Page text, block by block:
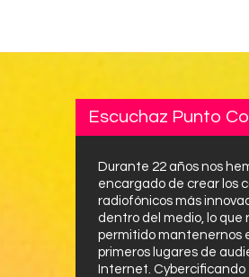
Escuchaz Punto
Durante 22 años nos
encargado de crear los
radiofónicos más
dentro del medio, lo que
permitido mantenernos
primeros lugares de
Internet. Cybercificando